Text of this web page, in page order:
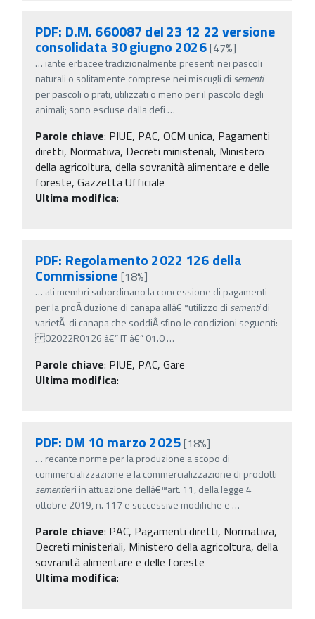
PDF: D.M. 660087 del 23 12 22 versione
consolidata 30 giugno 2026[47%]
… iante erbacee tradizionalmente presenti nei pascoli
naturali o solitamente comprese nei miscugli di sementi
per pascoli o prati, utilizzati o meno per il pascolo degli
animali; sono escluse dalla defi …
Parole chiave: PIUE, PAC, OCM unica, Pagamenti
diretti, Normativa, Decreti ministeriali, Ministero
della agricoltura, della sovranità alimentare e delle
foreste, Gazzetta Ufficiale
Ultima modifica:
PDF: Regolamento 2022 126 della
Commissione [18%]
… ati membri subordinano la concessione di pagamenti
per la proÂ­ duzione di canapa allâ€™utilizzo di sementidi
varietÃ di canapa che soddiÂ­ sfino le condizioni seguenti:
02022R0126 â€” IT â€” 01.0…
Parole chiave: PIUE, PAC, Gare
Ultima modifica:
PDF: DM 10 marzo 2025[18%]
… recante norme per la produzione a scopo di
commercializzazione e la commercializzazione di prodotti
sementieri in attuazione dellâ€™art. 11, della legge 4
ottobre 2019, n. 117 e successive modifiche e …
Parole chiave: PAC, Pagamenti diretti, Normativa,
Decreti ministeriali, Ministero della agricoltura, della
sovranità alimentare e delle foreste
Ultima modifica: